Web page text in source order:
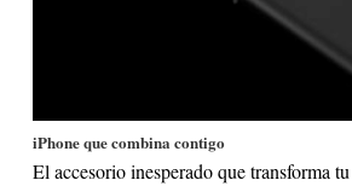
iPhone que combina contigo
El accesorio inesperado que transforma